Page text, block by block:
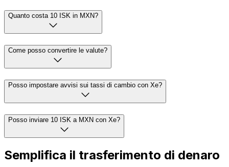
Quanto costa 10 ISK in MXN?
Come posso convertire le valute?
Posso impostare avvisi sui tassi di cambio con Xe?
Posso inviare 10 ISK a MXN con Xe?
Semplifica il trasferimento di denaro